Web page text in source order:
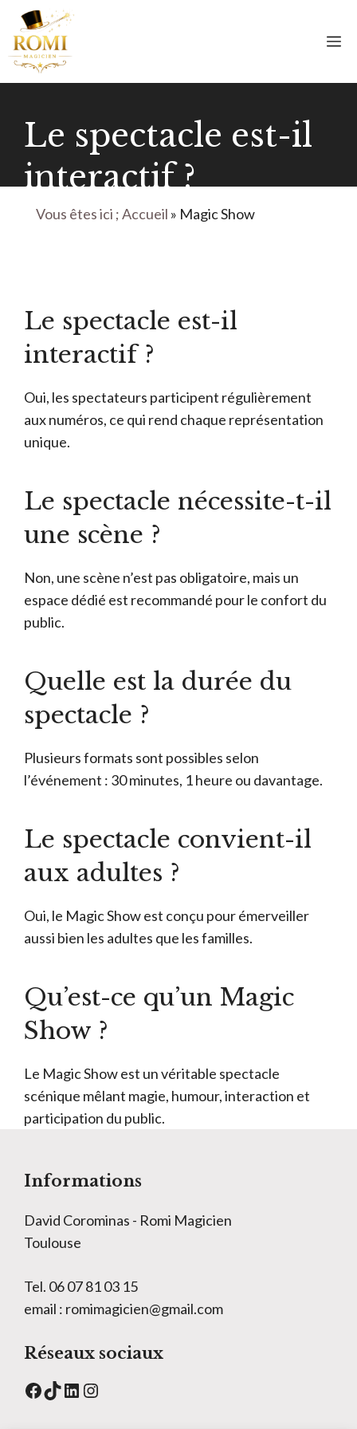
Aller
au
contenu
Le spectacle est-il
interactif ?
Vous êtes ici ; Accueil » Magic Show
Le spectacle est-il
interactif ?
Oui, les spectateurs participent régulièrement
aux numéros, ce qui rend chaque représentation
unique.
Le spectacle nécessite-t-il
une scène ?
Non, une scène n’est pas obligatoire, mais un
espace dédié est recommandé pour le confort du
public.
Quelle est la durée du
spectacle ?
Plusieurs formats sont possibles selon
l’événement : 30 minutes, 1 heure ou davantage.
Le spectacle convient-il
aux adultes ?
Oui, le Magic Show est conçu pour émerveiller
aussi bien les adultes que les familles.
Qu’est-ce qu’un Magic
Show ?
Le Magic Show est un véritable spectacle
scénique mêlant magie, humour, interaction et
participation du public.
Informations
David Corominas - Romi Magicien
Toulouse
Tel. 06 07 81 03 15
email : romimagicien@gmail.com
Réseaux sociaux
Facebook TikTok LinkedIn Instagram